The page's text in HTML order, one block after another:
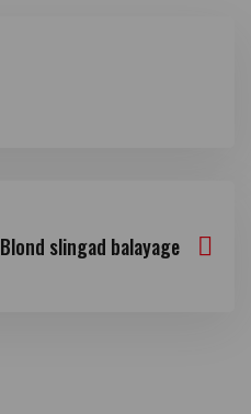
Blond slingad balayage